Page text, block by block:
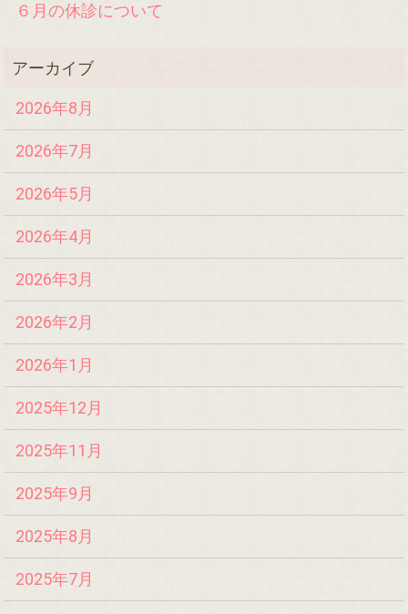
６月の休診について
2026年8月
2026年7月
2026年5月
2026年4月
2026年3月
2026年2月
2026年1月
2025年12月
2025年11月
2025年9月
2025年8月
2025年7月